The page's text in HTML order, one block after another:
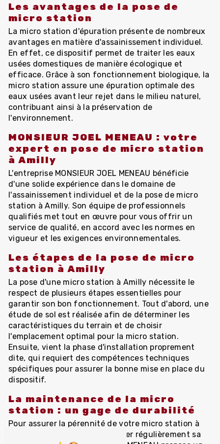
Les avantages de la pose de
micro station
La micro station d'épuration présente de nombreux
avantages en matière d'assainissement individuel.
En effet, ce dispositif permet de traiter les eaux
usées domestiques de manière écologique et
efficace. Grâce à son fonctionnement biologique, la
micro station assure une épuration optimale des
eaux usées avant leur rejet dans le milieu naturel,
contribuant ainsi à la préservation de
l'environnement.
MONSIEUR JOEL MENEAU : votre
expert en pose de micro station
à Amilly
L'entreprise MONSIEUR JOEL MENEAU bénéficie
d'une solide expérience dans le domaine de
l'assainissement individuel et de la pose de micro
station à Amilly. Son équipe de professionnels
qualifiés met tout en œuvre pour vous offrir un
service de qualité, en accord avec les normes en
vigueur et les exigences environnementales.
Les étapes de la pose de micro
station à Amilly
La pose d'une micro station à Amilly nécessite le
respect de plusieurs étapes essentielles pour
garantir son bon fonctionnement. Tout d'abord, une
étude de sol est réalisée afin de déterminer les
caractéristiques du terrain et de choisir
l'emplacement optimal pour la micro station.
Ensuite, vient la phase d'installation proprement
dite, qui requiert des compétences techniques
spécifiques pour assurer la bonne mise en place du
dispositif.
La maintenance de la micro
station : un gage de durabilité
Pour assurer la pérennité de votre micro station à
Amilly, il est essentiel de réaliser régulièrement sa